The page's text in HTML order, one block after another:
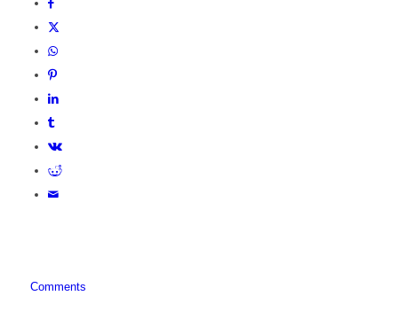
Comments